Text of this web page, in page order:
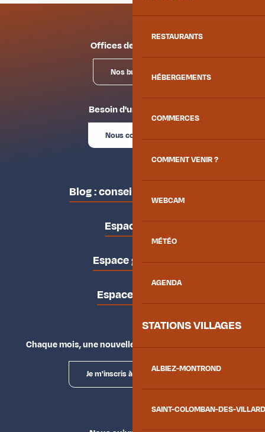
RESTAURANTS
HÉBERGEMENTS
COMMERCES
COMMENT VENIR ?
WEBCAM
MÉTÉO
AGENDA
STATIONS VILLAGES
ALBIEZ-MONTROND
SAINT-COLOMBAN-DES-
Offices de tourisme
Nos bureaux
Besoin d'un conseil ?
Nous contacter
Blog : conseils des locaux
Espace pro
Espace groupes
Espace presse
Chaque mois, une nouvelle façon d'explorer la vallée.
Je m'inscris à la newsletter